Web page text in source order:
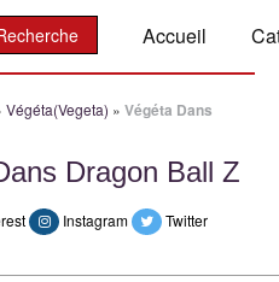
Accueil
Végéta(Vegeta) » Végéta Dans
Dragon Ball Z
Instagram Twitter